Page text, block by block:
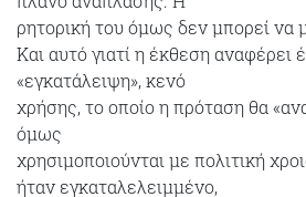
ρητορική του όμως δεν μπορεί να
Και αυτό γιατί η έκθεση αναφέρει
«εγκατάλειψη», κενό
χρήσης, το οποίο η πρόταση θα
όμως
χρησιμοποιούνται με πολιτική
ήταν εγκαταλελειμμένο,